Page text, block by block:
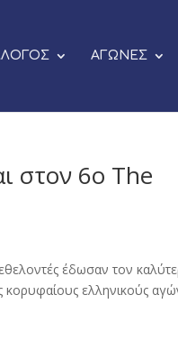
ΑΓΩΝΕΣ
στον 6ο The
έδωσαν τον
ελληνικούς